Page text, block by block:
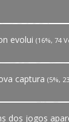
evolui (16%, 74
captura (5%,
dos jogos